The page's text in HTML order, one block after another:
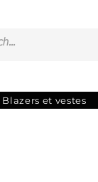
Blazers et vestes